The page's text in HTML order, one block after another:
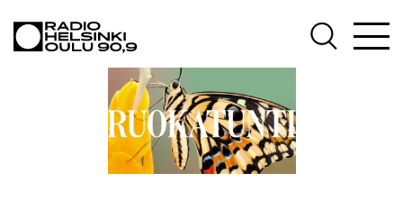
AJANKOHTAISTA
OHJELMAT
TEKIJÄT
ON-DEMAND